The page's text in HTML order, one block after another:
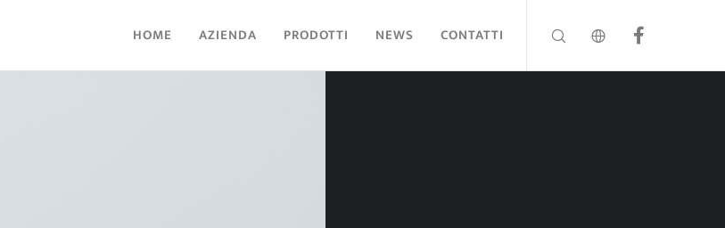
HOME AZIENDA PRODOTTI NEWS CONTATTI